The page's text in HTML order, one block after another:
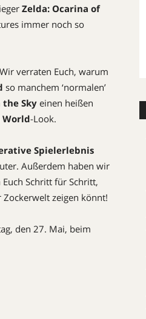
Zelda: Ocarina of
immer noch so
verraten Euch, warum
so manchem ‘normalen’
the Skyeinen heißen
World-Look.
Spielerlebnis
Außerdem haben wir
Schritt für Schritt,
zeigen könnt!
den 27. Mai, beim